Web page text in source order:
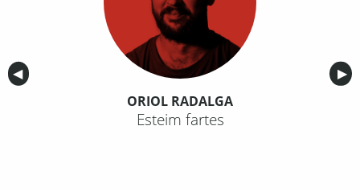
Anterior
◀︎ ▶︎
ORIOL RADALGA
Esteim fartes